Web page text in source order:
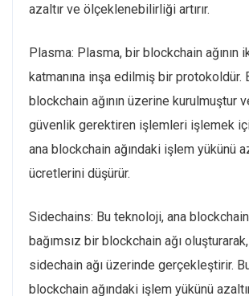
azaltır ve ölçeklenebilirliği artırır.
Plasma: Plasma, bir blockchain ağının
katmanına inşa edilmiş bir protokoldür.
blockchain ağının üzerine kurulmuştur
güvenlik gerektiren işlemleri işlemek
ana blockchain ağındaki işlem yükünü
ücretlerini düşürür.
Sidechains: Bu teknoloji, ana blockchain
bağımsız bir blockchain ağı
sidechain ağı üzerinde gerçekleştirir.
blockchain ağındaki işlem yükünü